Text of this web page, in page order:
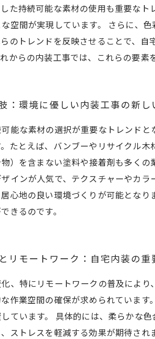
た持続可能な素材の使用も重要な
空間が実現しています。 さらに、
のトレンドを反映させることで、
からの内装工事では、これらの要素
：環境に優しい内装工事の新し
能な素材の選択が重要なトレンド
たとえば、バンブーやリサイクル
）を含まない塗料や接着剤も多く
インが人気で、テクスチャーやカ
心地の良い環境づくりが可能とな
きるのです。
リモートワーク：自宅内装の重
、特にリモートワークの普及によ
作業空間の確保が求められていま
ています。 具体的には、柔らかな
ストレスを軽減する効果が期待さ